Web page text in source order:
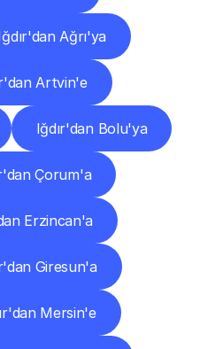
Ağrı'ya
Artvin'e
Iğdır'dan Bolu'ya
Çorum'a
Erzincan'a
Giresun'a
Mersin'e